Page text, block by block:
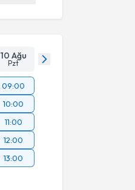
10 Ağu
Pzt
09:00
10:00
11:00
12:00
13:00